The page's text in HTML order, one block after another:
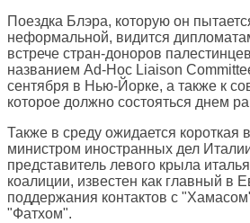
Поездка Блэра, которую он
неформальной, видится
встрече стран-доноров
названием Ad-Hoc Liaison
сентября в Нью-Йорке, а также к
которое должно состояться днем
Также в среду ожидается короткая
министром иностранных дел
представитель левого крыла
коалиции, известен как главный в
поддержания контактов с
"Фатхом".